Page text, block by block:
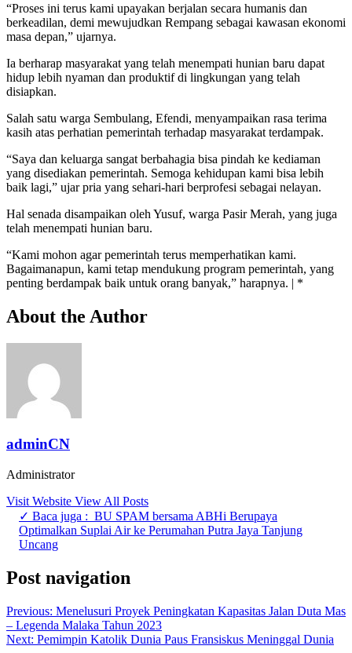
“Proses ini terus kami upayakan berjalan secara humanis dan
berkeadilan, demi mewujudkan Rempang sebagai kawasan ekonomi
masa depan,” ujarnya.
Ia berharap masyarakat yang telah menempati hunian baru dapat
hidup lebih nyaman dan produktif di lingkungan yang telah
disiapkan.
Salah satu warga Sembulang, Efendi, menyampaikan rasa terima
kasih atas perhatian pemerintah terhadap masyarakat terdampak.
“Saya dan keluarga sangat berbahagia bisa pindah ke kediaman
yang disediakan pemerintah. Semoga kehidupan kami bisa lebih
baik lagi,” ujar pria yang sehari-hari berprofesi sebagai nelayan.
Hal senada disampaikan oleh Yusuf, warga Pasir Merah, yang juga
telah menempati hunian baru.
“Kami mohon agar pemerintah terus memperhatikan kami.
Bagaimanapun, kami tetap mendukung program pemerintah, yang
penting berdampak baik untuk orang banyak,” harapnya. | *
About the Author
adminCN
Administrator
Visit Website View All Posts
✓ Baca juga : BU SPAM bersama ABHi Berupaya
Optimalkan Suplai Air ke Perumahan Putra Jaya Tanjung
Uncang
Post navigation
Previous: Menelusuri Proyek Peningkatan Kapasitas Jalan Duta Mas
– Legenda Malaka Tahun 2023
Next: Pemimpin Katolik Dunia Paus Fransiskus Meninggal Dunia